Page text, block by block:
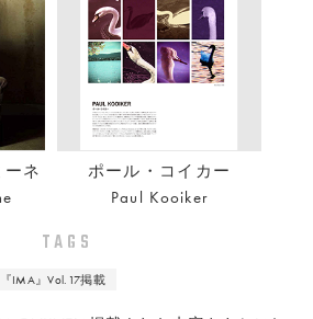
ネ
ポール・コイカー
Paul Kooiker
TAGS
IMA』Vol.17掲載